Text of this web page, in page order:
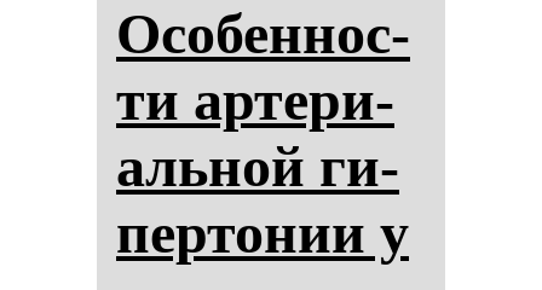
Осо­бен­нос­
ти ар­те­ри­
аль­ной ги­
пер­то­нии у